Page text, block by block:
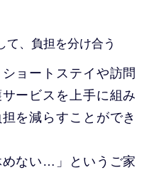
て、負担を分け合う
ョートステイや訪問
ービスを上手に組み
を減らすことができ
ない…」というご家